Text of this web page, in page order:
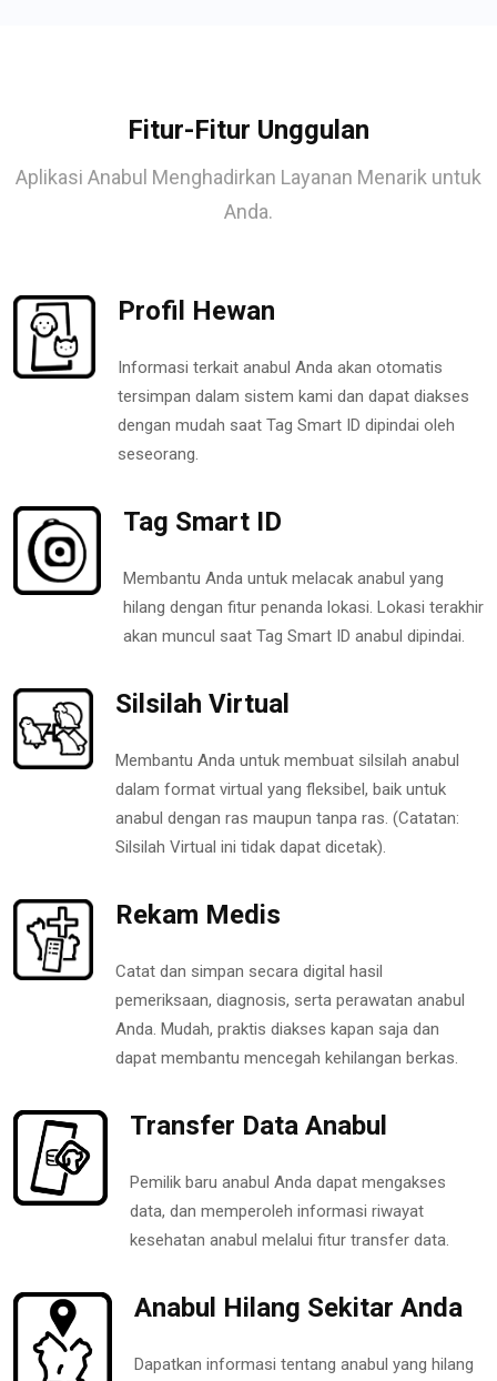
Fitur-Fitur Unggulan
Aplikasi Anabul Menghadirkan Layanan Menarik untuk
Anda.
Profil Hewan
Informasi terkait anabul Anda akan otomatis
tersimpan dalam sistem kami dan dapat diakses
dengan mudah saat Tag Smart ID dipindai oleh
seseorang.
Tag Smart ID
Membantu Anda untuk melacak anabul yang
hilang dengan fitur penanda lokasi. Lokasi terakhir
akan muncul saat Tag Smart ID anabul dipindai.
Silsilah Virtual
Membantu Anda untuk membuat silsilah anabul
dalam format virtual yang fleksibel, baik untuk
anabul dengan ras maupun tanpa ras. (Catatan:
Silsilah Virtual ini tidak dapat dicetak).
Rekam Medis
Catat dan simpan secara digital hasil
pemeriksaan, diagnosis, serta perawatan anabul
Anda. Mudah, praktis diakses kapan saja dan
dapat membantu mencegah kehilangan berkas.
Transfer Data Anabul
Pemilik baru anabul Anda dapat mengakses
data, dan memperoleh informasi riwayat
kesehatan anabul melalui fitur transfer data.
Anabul Hilang Sekitar Anda
Dapatkan informasi tentang anabul yang hilang